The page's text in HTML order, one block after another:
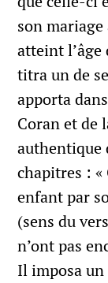
son mariage
atteint l’âge
titra un de
apporta
Coran et de
authentique
chapitres :
enfant par
(sens du
n’ont pas
Il imposa